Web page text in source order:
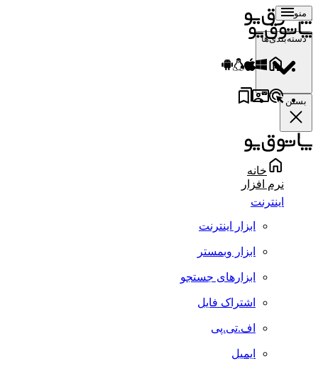
منو
دسته‌بندی‌ها
بستن
خانه
نرم افزار
اینترنت
ابزار اینترنت
ابزار وبمستر
ابزارهای جستجو
اشتراک فایل
اف.تی.پی
ایمیل